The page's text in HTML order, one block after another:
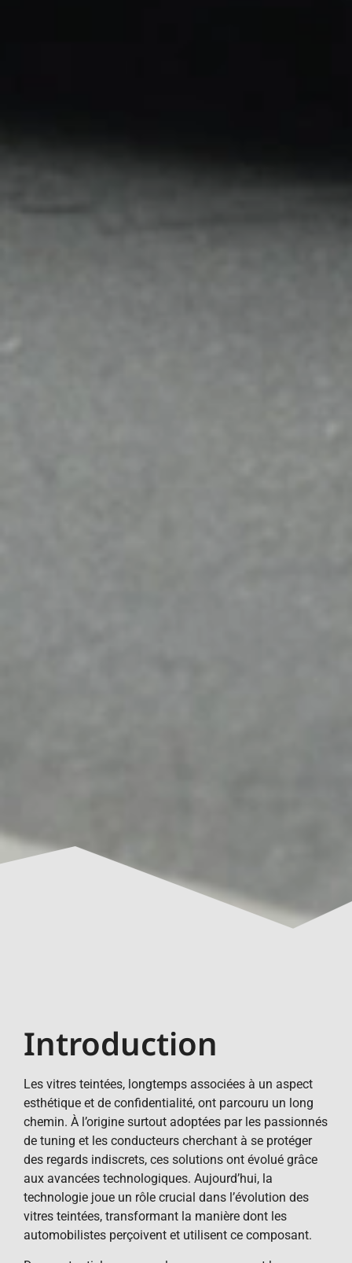
Introduction
Les vitres teintées, longtemps associées à un aspect
esthétique et de confidentialité, ont parcouru un long
chemin. À l’origine surtout adoptées par les passionnés
de tuning et les conducteurs cherchant à se protéger
des regards indiscrets, ces solutions ont évolué grâce
aux avancées technologiques. Aujourd’hui, la
technologie joue un rôle crucial dans l’évolution des
vitres teintées, transformant la manière dont les
automobilistes perçoivent et utilisent ce composant.